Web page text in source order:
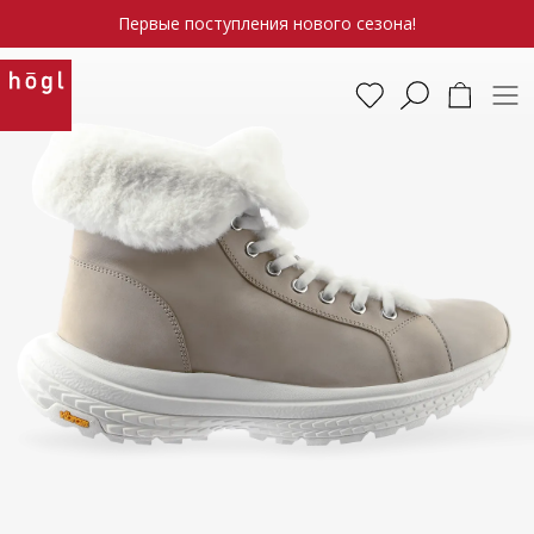
Первые поступления нового сезона!